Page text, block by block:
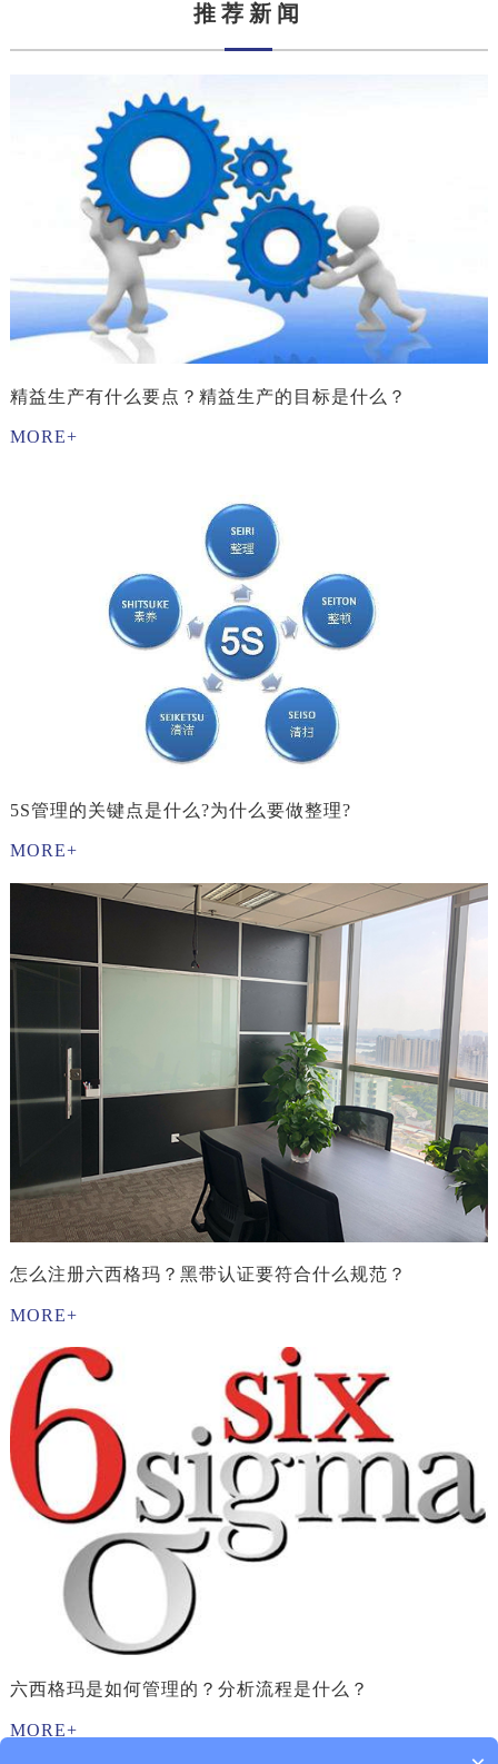
推荐新闻
精益生产有什么要点？精益生产的目标是什么？
MORE+
5S管理的关键点是什么?为什么要做整理?
MORE+
怎么注册六西格玛？黑带认证要符合什么规范？
MORE+
六西格玛是如何管理的？分析流程是什么？
MORE+